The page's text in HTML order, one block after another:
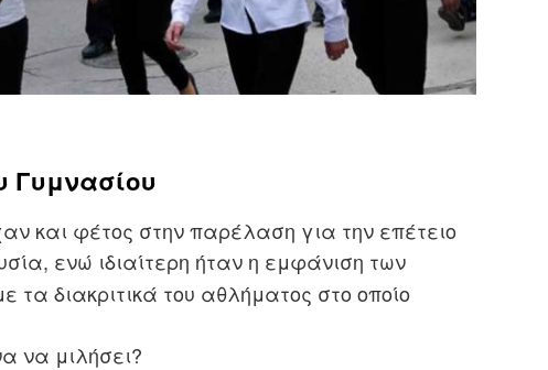
Γυμνασίου
και φέτος στην παρέλαση για την επέτειο
ενώ ιδιαίτερη ήταν η εμφάνιση των
διακριτικά του αθλήματος στο οποίο
να μιλήσει?